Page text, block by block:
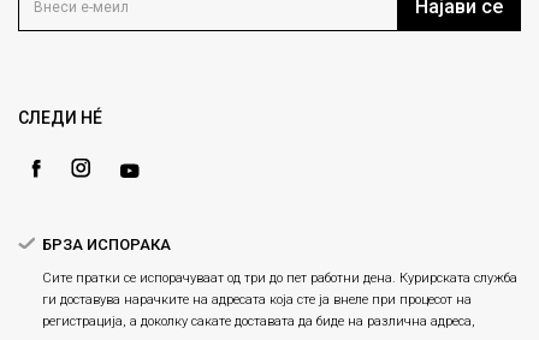
Блог
Gift Card
Како да купите
Замена и рефундација на производи
Најави се
СЛЕДИ НÉ
БРЗА ИСПОРАКА
Сите пратки се испорачуваат од три до пет работни дена. Курирската служба
ги доставува нарачките на адресата која сте ја внеле при процесот на
регистрација, а доколку сакате доставата да биде на различна адреса,